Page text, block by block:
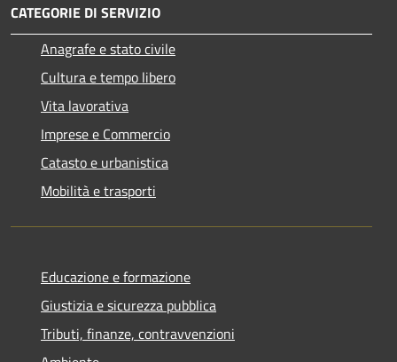
CATEGORIE DI SERVIZIO
Anagrafe e stato civile
Cultura e tempo libero
Vita lavorativa
Imprese e Commercio
Catasto e urbanistica
Mobilità e trasporti
Educazione e formazione
Giustizia e sicurezza pubblica
Tributi, finanze, contravvenzioni